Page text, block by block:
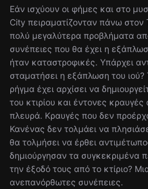
Εάν ισχύουν οι φήμες και στο
City πειραματίζονταν πάνω στον
πολύ μεγαλύτερα προβλήματα
συνέπειες που θα έχει η
ήταν καταστροφικές. Υπάρχει
σταματήσει η εξάπλωση του ιού?
ρήγμα έχει αρχίσει να
του κτιρίου και έντονες
πλευρά. Κραυγές που δεν
Κανένας δεν τολμάει να
θα τολμήσει να έρθει
δημιούργησαν τα συγκεκριμένα
την έξοδό τους από το κτίριο?
ανεπανόρθωτες συνέπειες.